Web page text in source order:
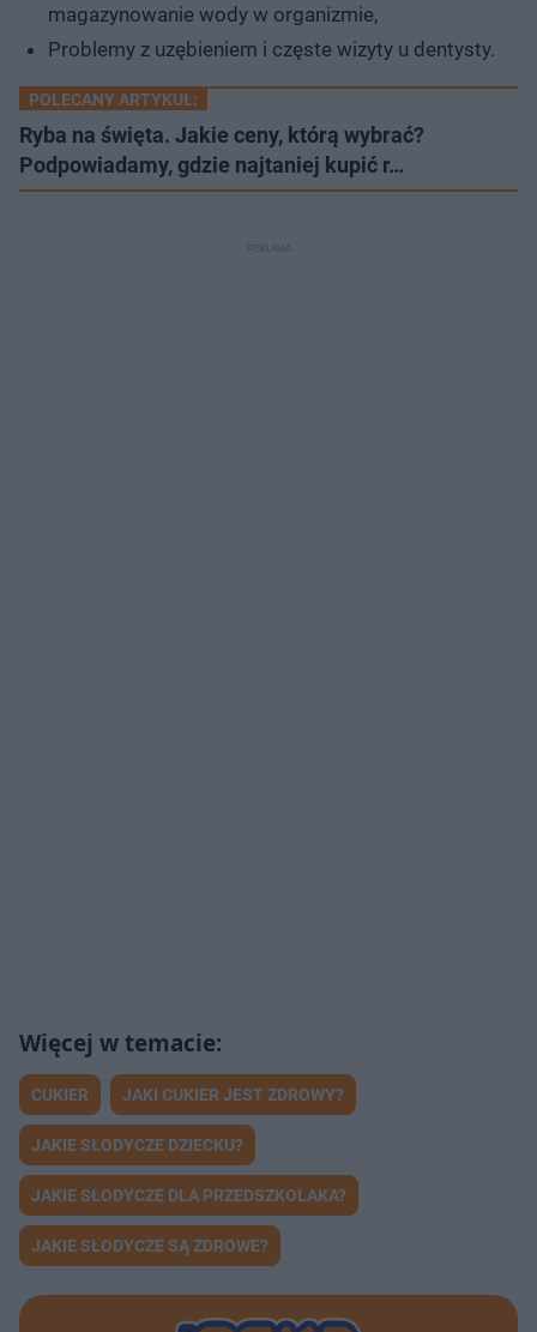
magazynowanie wody w organizmie,
Problemy z uzębieniem i częste wizyty u dentysty.
POLECANY ARTYKUŁ:
Ryba na święta. Jakie ceny, którą wybrać?
Podpowiadamy, gdzie najtaniej kupić r…
CUKIER JAKI CUKIER JEST ZDROWY?
JAKIE SŁODYCZE DZIECKU?
JAKIE SŁODYCZE DLA PRZEDSZKOLAKA?
JAKIE SŁODYCZE SĄ ZDROWE?